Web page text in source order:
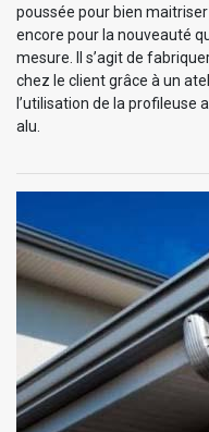
poussée pour bien
encore pour la nouveauté
mesure. Il s’agit de
chez le client grâce à un
l’utilisation de la profileuse
alu.